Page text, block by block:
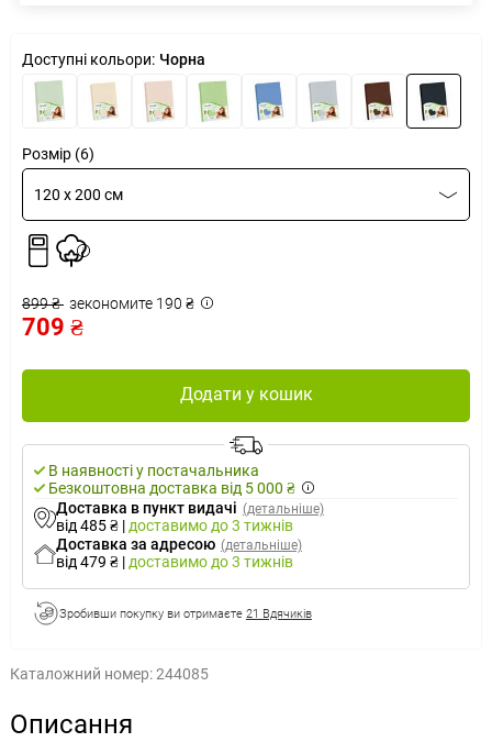
Доступні кольори: Чорна
Розмір (6)
120 x 200 см
899 ₴ зекономите 190 ₴
709 ₴
Додати у кошик
В наявності у постачальника
Безкоштовна доставка від 5 000 ₴
Доставка в пункт видачі (детальніше)
від 485 ₴ | доставимо до 3 тижнів
Доставка за адресою (детальніше)
від 479 ₴ | доставимо до 3 тижнів
Зробивши покупку ви отримаєте 21 Вдячиків
Каталожний номер:244085
Описання